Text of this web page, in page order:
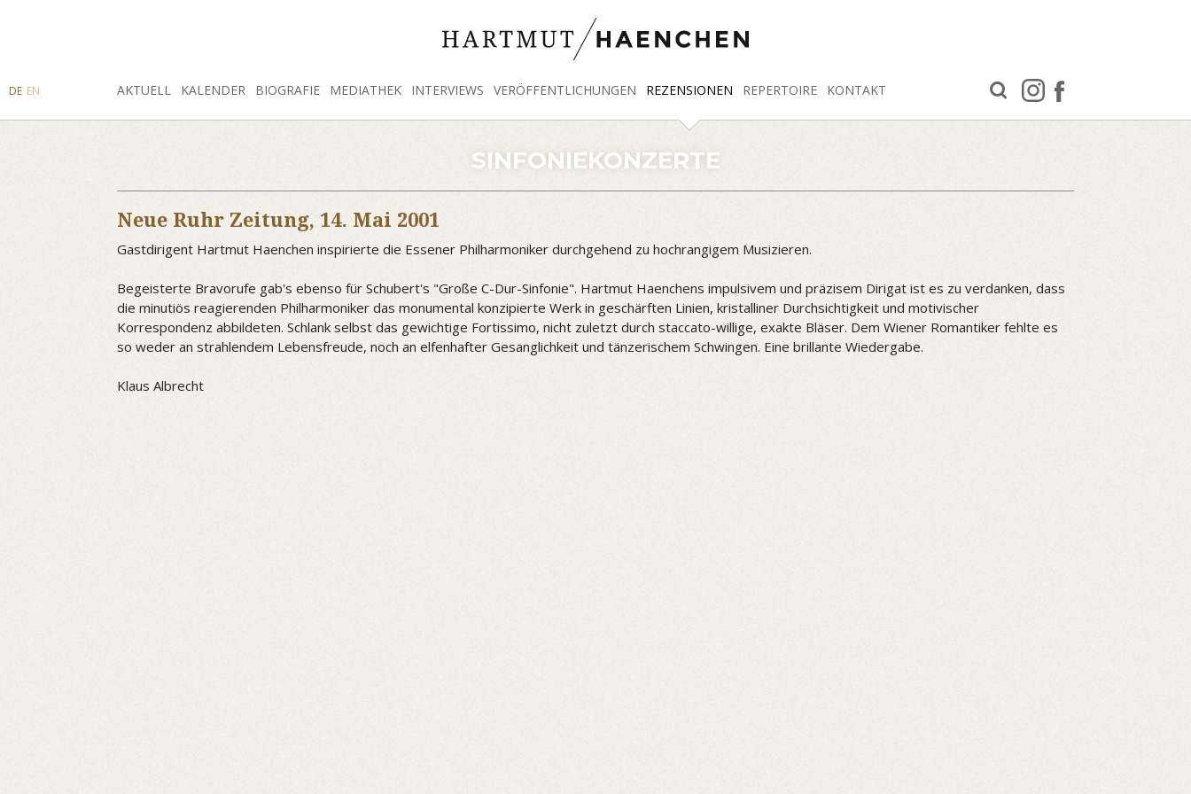
AKTUELL KALENDER BIOGRAFIE MEDIATHEK INTERVIEWS VERÖFFENTLICHUNGEN REZENSIONEN REPERTOIRE KONTAKT
FACEBOOK
INSTAGRAM
SUCHE
DE EN
SINFONIEKONZERTE
Neue Ruhr Zeitung, 14. Mai 2001
Gastdirigent Hartmut Haenchen inspirierte die Essener Philharmoniker durchgehend zu hochrangigem Musizieren.
Begeisterte Bravorufe gab's ebenso für Schubert's "Große C-Dur-Sinfonie". Hartmut Haenchens impulsivem und präzisem Dirigat ist es zu verdanken, dass
die minutiös reagierenden Philharmoniker das monumental konzipierte Werk in geschärften Linien, kristalliner Durchsichtigkeit und motivischer
Korrespondenz abbildeten. Schlank selbst das gewichtige Fortissimo, nicht zuletzt durch staccato-willige, exakte Bläser. Dem Wiener Romantiker fehlte es
so weder an strahlendem Lebensfreude, noch an elfenhafter Gesanglichkeit und tänzerischem Schwingen. Eine brillante Wiedergabe.
Klaus Albrecht